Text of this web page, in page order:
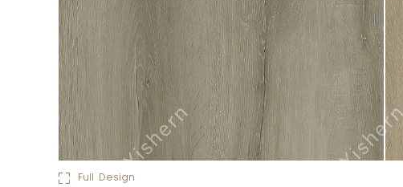
Full Design